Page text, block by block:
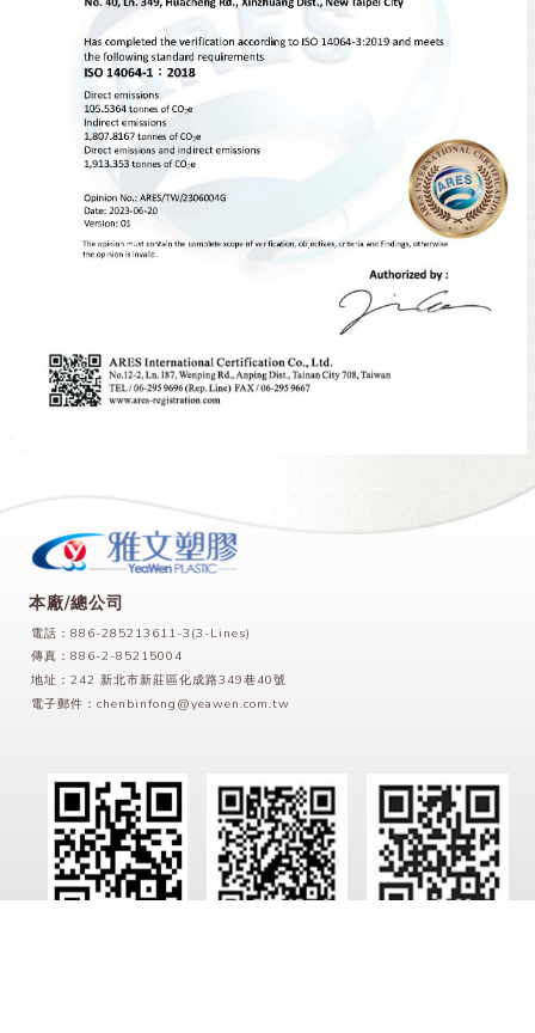
本廠/總公司
電話：886-285213611-3(3-Lines)
傳真：886-2-85215004
地址：242 新北市新莊區化成路349巷40號
電子郵件：chenbinfong@yeawen.com.tw